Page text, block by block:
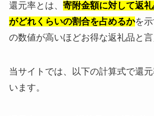
還元率とは、 寄附金額に対して返
がどれくらいの割合を占めるかを
の数値が高いほどお得な返礼品と言
当サイトでは、以下の計算式で還
います。